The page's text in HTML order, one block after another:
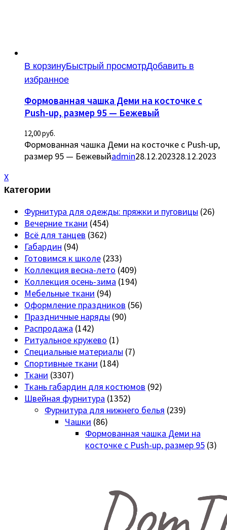
В корзинуБыстрый просмотрДобавить в
избранное
Формованная чашка Деми на косточке с
Push-up, размер 95 — Бежевый
12,00руб.
Формованная чашка Деми на косточке с Push-up,
размер 95 — Бежевыйadmin28.12.202328.12.2023
X
Категории
Фурнитура для одежды: пряжки и пуговицы (26)
Вечерние ткани (454)
Всё для танцев (362)
Габардин (94)
Готовимся к школе (233)
Коллекция весна-лето (409)
Коллекция осень-зима (194)
Мебельные ткани (94)
Оформление праздников (56)
Праздничные наряды (90)
Распродажа (142)
Ритуальное кружево (1)
Специальные материалы (7)
Спортивные ткани (184)
Ткани (3307)
Ткань габардин для костюмов (92)
Швейная фурнитура (1352)
Фурнитура для нижнего белья (239)
Чашки (86)
Формованная чашка Деми на
косточке с Push-up, размер 95 (3)